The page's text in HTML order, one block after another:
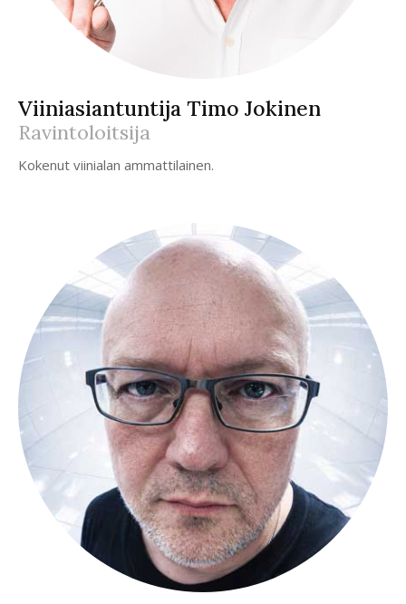
Viiniasiantuntija Timo Jokinen
Ravintoloitsija
Kokenut viinialan ammattilainen.